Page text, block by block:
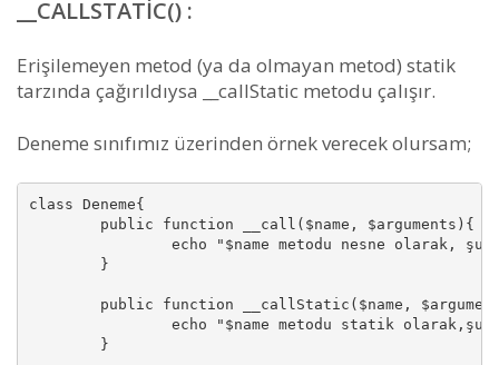
__CALLSTATIC() :
Erişilemeyen metod (ya da olmayan metod) statik
tarzında çağırıldıysa __callStatic metodu çalışır.
Deneme sınıfımız üzerinden örnek verecek olursam;
class Deneme{